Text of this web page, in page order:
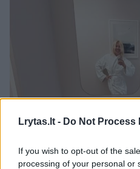
Lrytas.lt - Do Not Process
If you wish to opt-out of the
processing of your personal or